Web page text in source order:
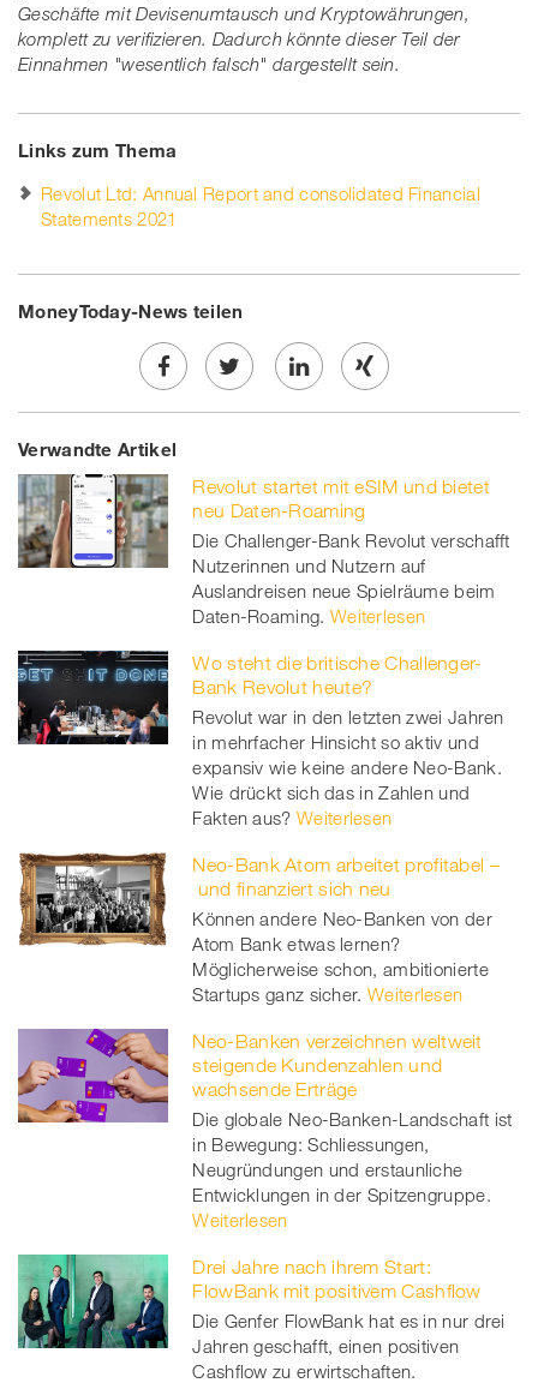
Geschäfte mit Devisenumtausch und Kryptowährungen,
komplett zu verifizieren. Dadurch könnte dieser Teil der
Einnahmen "wesentlich falsch" dargestellt sein.
Links zum Thema
Revolut Ltd: Annual Report and consolidated Financial
Statements 2021
MoneyToday-News teilen
Share
on
Facebook
Twe
on
twitt
er
Share
linkedin
Share
Xing
Verwandte Artikel
Revolut startet mit eSIM und bietet
neu Daten-Roaming
Die Challenger-Bank Revolut verschafft
Nutzerinnen und Nutzern auf
Auslandreisen neue Spielräume beim
Daten-Roaming. Weiterlesen
Wo steht die britische Challenger-
Bank Revolut heute?
Revolut war in den letzten zwei Jahren
in mehrfacher Hinsicht so aktiv und
expansiv wie keine andere Neo-Bank.
Wie drückt sich das in Zahlen und
Fakten aus? Weiterlesen
Neo-Bank Atom arbeitet profitabel –
und finanziert sich neu
Können andere Neo-Banken von der
Atom Bank etwas lernen?
Möglicherweise schon, ambitionierte
Startups ganz sicher. Weiterlesen
Neo-Banken verzeichnen weltweit
steigende Kundenzahlen und
wachsende Erträge
Die globale Neo-Banken-Landschaft ist
in Bewegung: Schliessungen,
Neugründungen und erstaunliche
Entwicklungen in der Spitzengruppe.
Weiterlesen
Drei Jahre nach ihrem Start:
FlowBank mit positivem Cashflow
Die Genfer FlowBank hat es in nur drei
Jahren geschafft, einen positiven
Cashflow zu erwirtschaften.